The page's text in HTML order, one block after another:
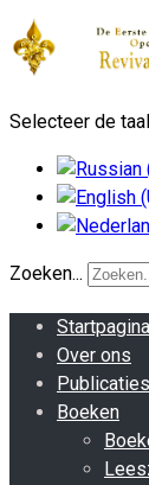
Selecteer de taal
Zoeken...
Startpagina
Over ons
Publicaties
Boeken